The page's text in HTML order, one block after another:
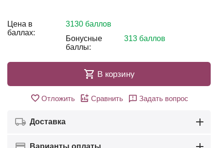
Цена в
баллах:
3130 баллов
Бонусные
баллы:
313 баллов
В корзину
Отложить Сравнить Задать вопрос
Доставка
Варианты оплаты